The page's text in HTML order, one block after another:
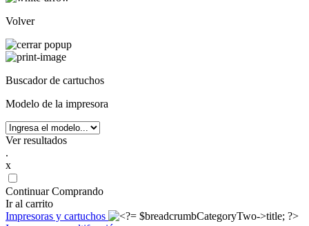
Volver
Buscador de cartuchos
Modelo de la impresora
Ver resultados
.
x
Continuar Comprando
Ir al carrito
Impresoras y cartuchos